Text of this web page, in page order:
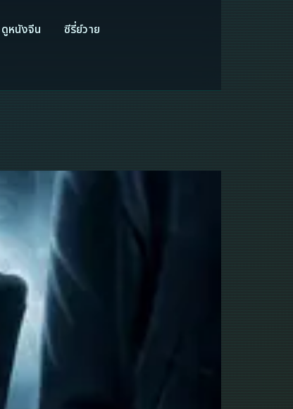
ดูหนังจีน
ซีรี่ย์วาย